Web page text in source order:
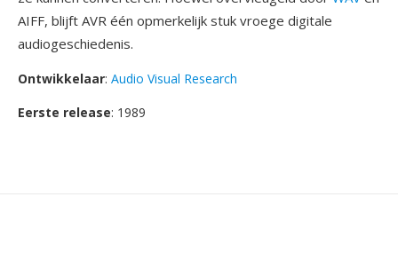
AIFF, blijft AVR één opmerkelijk stuk vroege digitale
audiogeschiedenis.
Ontwikkelaar: Audio Visual Research
Eerste release: 1989